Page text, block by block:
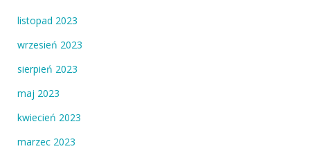
listopad 2023
wrzesień 2023
sierpień 2023
maj 2023
kwiecień 2023
marzec 2023